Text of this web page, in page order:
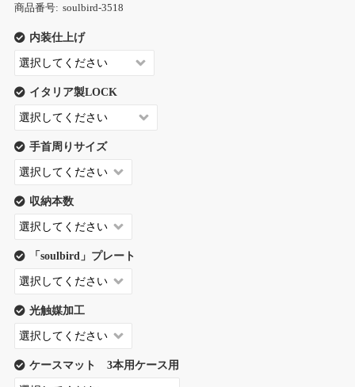
商品番号: soulbird-3518
内装仕上げ
イタリア製LOCK
手首周りサイズ
収納本数
「soulbird」プレート
光触媒加工
ケースマット 3本用ケース用